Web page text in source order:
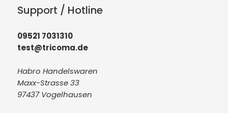
Support / Hotline
09521 7031310
test@tricoma.de
Habro Handelswaren
Maxx-Strasse 33
97437 Vogelhausen